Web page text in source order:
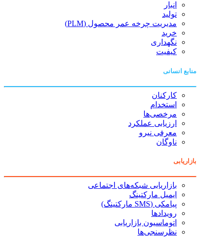
انبار
تولید
مدیریت چرخه عمر محصول (PLM)
خرید
نگهداری
کیفیت
منابع انسانی
کارکنان
استخدام
مرخصی‌ها
ارزیابی عملکرد
معرفی نیرو
ناوگان
بازاریابی
بازاریابی شبکه‌های اجتماعی
ایمیل مارکتینگ
پیامکی (SMS مارکتینگ)
رویدادها
اتوماسیون بازاریابی
نظرسنجی‌ها